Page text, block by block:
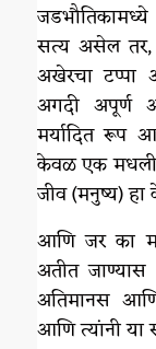
सत्य असेल तर,
अखेरचा टप्पा
अगदी अपूर्ण
मर्यादित
केवळ एक
जीव (मनुष्य)
आणि जर का
अतीत
अतिमानस
आणि त्यांनी या